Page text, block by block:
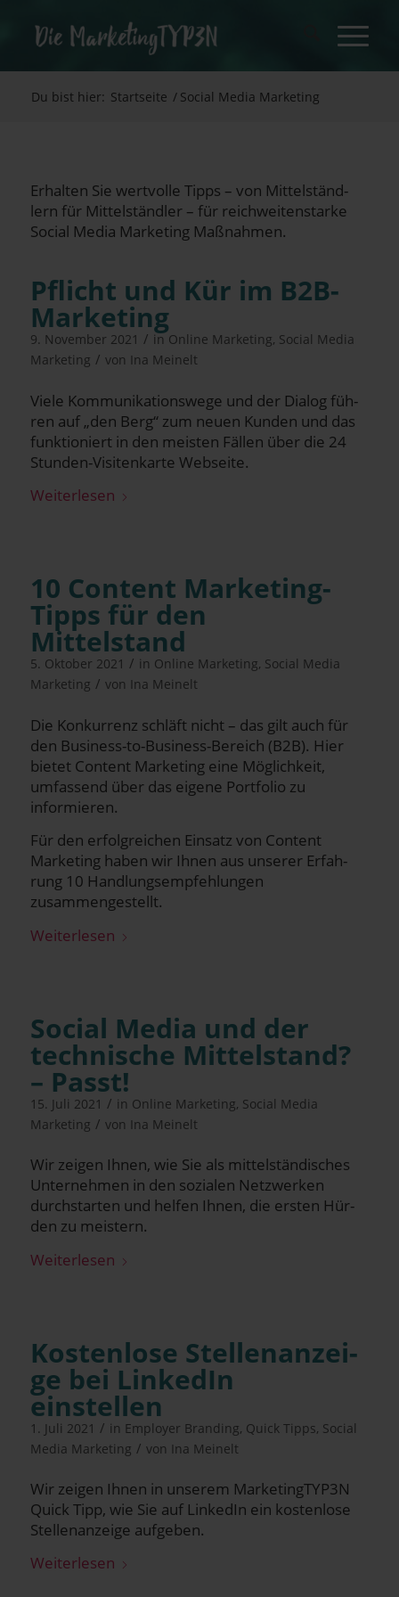
Du bist hier: Startseite / Social Media Marketing
Erhal­ten Sie wert­vol­le Tipps – von Mit­tel­ständ­
lern für Mit­tel­ständ­ler – für reich­wei­ten­star­ke
Social Media Marketing Maßnahmen.
Pflicht und Kür im B2B-
Marketing
9. November 2021 / in Online Marketing, Social Media
Marketing / von Ina Meinelt
Vie­le Kom­mu­ni­ka­ti­ons­we­ge und der Dia­log füh­
ren auf „den Berg“ zum neu­en Kun­den und das
funk­tio­niert in den meis­ten Fäl­len über die 24
Stun­den-Visi­ten­kar­te Webseite.
Wei­ter­le­sen
10 Con­tent Marketing-
Tipps für den
Mittelstand
5. Oktober 2021 / in Online Marketing, Social Media
Marketing / von Ina Meinelt
Die Kon­kur­renz schläft nicht – das gilt auch für
den Busi­ness-to-Busi­ness-Bereich (B2B). Hier
bie­tet Con­tent Marketing eine Mög­lich­keit,
umfas­send über das eige­ne Port­fo­lio zu
informieren.
Für den erfolg­rei­chen Ein­satz von Con­tent
Marketing haben wir Ihnen aus unse­rer Erfah­
rung 10 Hand­lungs­emp­feh­lun­gen
zusammengestellt.
Wei­ter­le­sen
Social Media und der
tech­ni­sche Mit­tel­stand?
– Passt!
15. Juli 2021 / in Online Marketing, Social Media
Marketing / von Ina Meinelt
Wir zei­gen Ihnen, wie Sie als mit­tel­stän­di­sches
Unter­neh­men in den sozia­len Netz­wer­ken
durch­star­ten und hel­fen Ihnen, die ers­ten Hür­
den zu meistern.
Wei­ter­le­sen
Kos­ten­lo­se Stel­len­an­zei­
ge bei Lin­ke­dIn
einstellen
1. Juli 2021 / in Employer Branding, Quick Tipps, Social
Media Marketing / von Ina Meinelt
Wir zei­gen Ihnen in unse­rem MarketingTYP3N
Quick Tipp, wie Sie auf Lin­ke­dIn ein kos­ten­lo­se
Stel­len­an­zei­ge aufgeben.
Wei­ter­le­sen